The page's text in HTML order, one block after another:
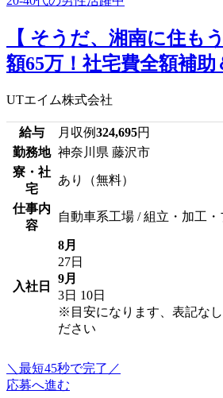
【 そうだ、湘南に住も
額65万！社宅費全額補助
UTエイム株式会社
給与 月収例324,695円
勤務地 神奈川県 藤沢市
寮・社
宅
あり（無料）
仕事内
容
自動車系工場 / 組立・加工
入社日
8月
27日
9月
3日 10日
※目安になります、表記な
ださい
＼最短45秒で完了／
応募へ進む